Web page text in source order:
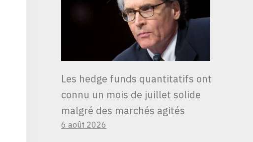
Les hedge funds quantitatifs ont
connu un mois de juillet solide
malgré des marchés agités
6 août 2026